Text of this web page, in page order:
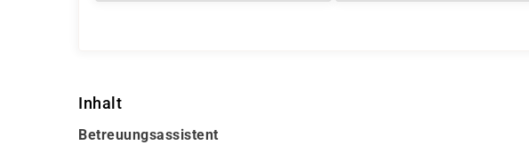
Inhalt
Betreuungsassistent